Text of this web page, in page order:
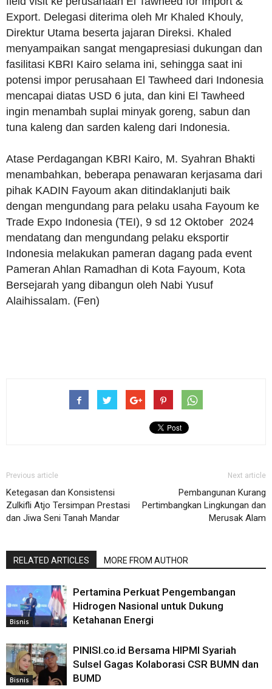
Export. Delegasi diterima oleh Mr Khaled Khouly,
Direktur Utama beserta jajaran Direksi. Khaled
menyampaikan sangat mengapresiasi dukungan dan
fasilitasi KBRI Kairo selama ini, sehingga saat ini
potensi impor perusahaan El Tawheed dari Indonesia
mencapai diatas USD 6 juta, dan kini El Tawheed
ingin menambah suplai minyak goreng, sabun dan
tuna kaleng dan sarden kaleng dari Indonesia.
Atase Perdagangan KBRI Kairo, M. Syahran Bhakti
menambahkan, beberapa penawaran kerjasama dari
pihak KADIN Fayoum akan ditindaklanjuti baik
dengan mengundang para pelaku usaha Fayoum ke
Trade Expo Indonesia (TEI), 9 sd 12 Oktober 2024
mendatang dan mengundang pelaku eksportir
Indonesia melakukan pameran dagang pada event
Pameran Ahlan Ramadhan di Kota Fayoum, Kota
Bersejarah yang dibangun oleh Nabi Yusuf
Alaihissalam. (Fen)
Previous article
Ketegasan dan Konsistensi
Zulkifli Atjo Tersimpan Prestasi
dan Jiwa Seni Tanah Mandar
Next article
Pembangunan Kurang
Pertimbangkan Lingkungan dan
Merusak Alam
RELATED ARTICLES MORE FROM AUTHOR
Bisnis
Pertamina Perkuat Pengembangan
Hidrogen Nasional untuk Dukung
Ketahanan Energi
Bisnis
PINISI.co.id Bersama HIPMI Syariah
Sulsel Gagas Kolaborasi CSR BUMN dan
BUMD